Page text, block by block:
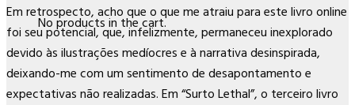
No products in the cart.
Em retrospecto, acho que o que me atraiu para este livro online
foi seu potencial, que, infelizmente, permaneceu inexplorado
devido às ilustrações medíocres e à narrativa desinspirada,
deixando-me com um sentimento de desapontamento e
expectativas não realizadas. Em “Surto Lethal”, o terceiro livro